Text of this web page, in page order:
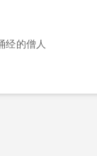
经的僧人